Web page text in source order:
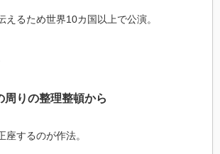
えるため世界10カ国以上で公演。
周りの整理整頓から
するのが作法。